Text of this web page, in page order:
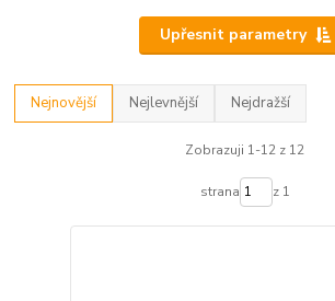
Upřesnit parametry
Nejnovější Nejlevnější Nejdražší
Zobrazuji 1-12 z 12
strana z 1